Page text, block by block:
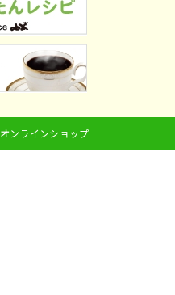
ンラインショップ